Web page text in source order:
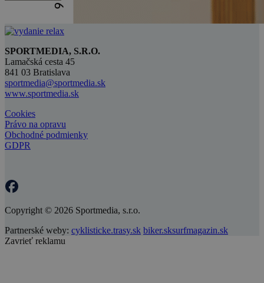
SPORTMEDIA, S.R.O.
Lamačská cesta 45
841 03 Bratislava
sportmedia@sportmedia.sk
www.sportmedia.sk
Cookies
Právo na opravu
Obchodné podmienky
GDPR
Copyright © 2026 Sportmedia, s.r.o.
Partnerské weby: cyklisticke.trasy.sk biker.sksurfmagazin.sk
Zavrieť reklamu